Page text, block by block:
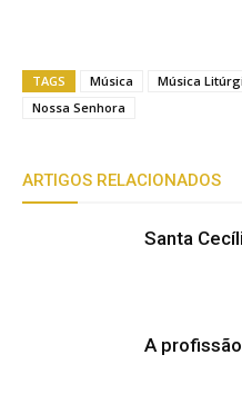
TAGS Música Música
Nossa Senhora
ARTIGOS RELACIONADOS
Santa
A